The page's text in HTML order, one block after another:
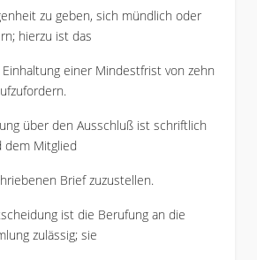
zu geben, sich mündlich oder
hierzu ist das
einer Mindestfrist von zehn
über den Ausschluß ist schriftlich
dem Mitglied
Brief zuzustellen.
ist die Berufung an die
zulässig; sie